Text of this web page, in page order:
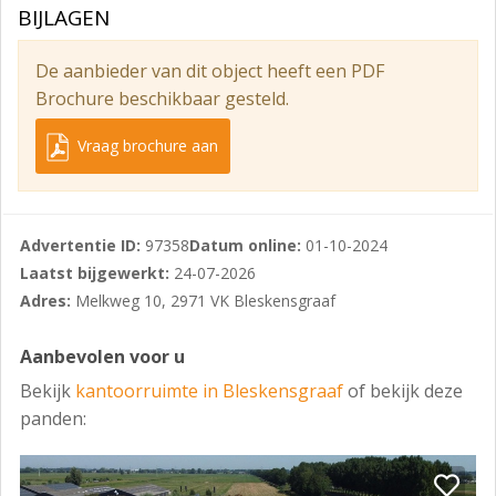
Bestemming
een “Bedrijventerrein” bestemming met een
functieaanduiding “Bedrijf tot en met categorie 3.1”.
Als gebruiker bent u zelf verantwoordelijk om navraag
te doen naar het actuele bestemmingsplan bij de
Opleveringsniveau
- Airconditioning
- Alarminstallatie
- Camerabeveiliging
- Glasvezel aanwezig
- Internet- en telefonieaansluiting
BIJLAGEN
De aanbieder van dit object heeft een PDF
Brochure beschikbaar gesteld.
Vraag brochure aan
Advertentie ID: 97358Datum online: 01-10-2024
Laatst bijgewerkt: 24-07-2026
Adres: Melkweg 10, 2971 VK Bleskensgraaf
Aanbevolen voor u
Bekijk kantoorruimte in Bleskensgraafof bekijk deze
panden: